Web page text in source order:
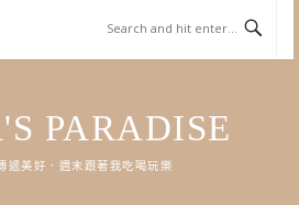
PARADISE
遞美好．週末跟著我吃喝玩樂